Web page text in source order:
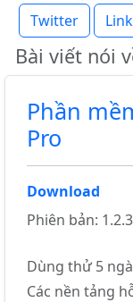
Twitter
Bài viết nói
Phần
Pro
Download
Phiên bản:
Dùng thử 5
Các nền tảng